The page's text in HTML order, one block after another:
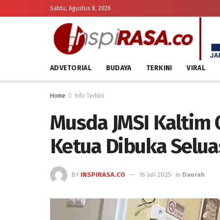
Sabtu, Agustus 8, 2026
ADVETORIAL BUDAYA TERKINI VIRAL
Home Info Terkini
Musda JMSI Kaltim
Ketua Dibuka
BY INSPIRASA.CO 16 Juli 2025 in Daerah